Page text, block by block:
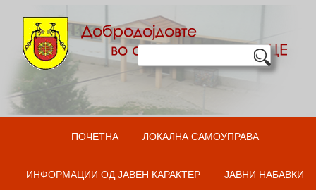
ПОЧЕТНА
ЛОКАЛНА САМОУПРАВА
ИНФОРМАЦИИ ОД ЈАВЕН КАРАКТЕР ЈАВНИ НАБАВКИ